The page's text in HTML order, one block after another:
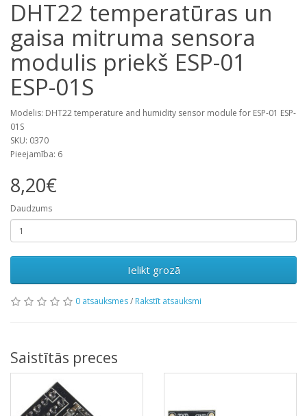
DHT22 temperatūras un
gaisa mitruma sensora
modulis priekš ESP-01
ESP-01S
Modelis: DHT22 temperature and humidity sensor module for ESP-01 ESP-
01S
SKU: 0370
Pieejamība: 6
8,20€
Daudzums
Ielikt grozā
0 atsauksmes/ Rakstīt atsauksmi
Saistītās preces